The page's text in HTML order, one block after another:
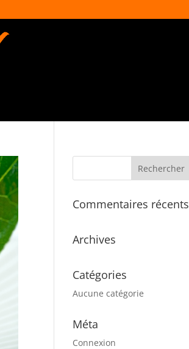
Commentaires récents
Archives
Catégories
Aucune catégorie
Méta
Connexion